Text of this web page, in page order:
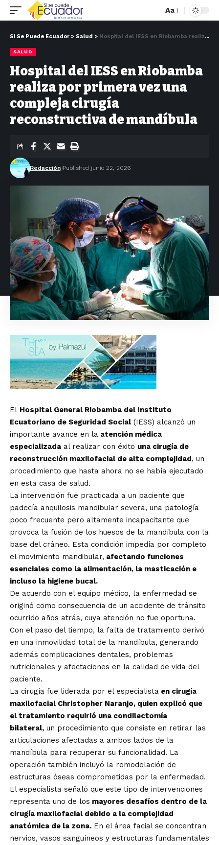
Aa
Si Se Puede Ecuador > Salud > Hospital del IESS en Riobamba realiza por primera vez una compleja cirugía reconstructiva de mandíbula
SALUD
Hospital del IESS en Riobamba
realiza por primera vez una
compleja cirugía
reconstructiva de mandíbula
Redacción Published junio 22, 2026
El Hospital General Riobamba del Instituto
Ecuatoriano de Seguridad Social (IESS) alcanzó un
importante avance en la atención médica
especializada al realizar con éxito una cirugía de
reconstrucción maxilofacial de alta complejidad , un
procedimiento que hasta ahora no se había ejecutado
en esta casa de salud.
La intervención fue practicada a un paciente que
padecía anquilosis mandibular severa, una patología
poco frecuente pero altamente incapacitante que
provoca la fusión de los huesos de la mandíbula con la
base del cráneo. Esta condición impedía por completo
el movimiento mandibular, afectando funciones
esenciales como la alimentación, la masticación e
incluso la higiene bucal.
De acuerdo con el equipo médico, la enfermedad se
originó como consecuencia de un accidente de tránsito
ocurrido años atrás, cuya atención no fue oportuna.
Con el paso del tiempo, la falta de tratamiento derivó
en una inmovilidad total de la mandíbula, generando
además complicaciones dentales, problemas
nutricionales y afectaciones en la calidad de vida del
paciente.
La cirugía fue liderada por el especialista en cirugía
maxilofacial Christopher Naranjo, quien explicó que
el tratamiento requirió una condilectomía
bilateral, un procedimiento que consiste en retirar las
articulaciones afectadas a ambos lados de la
mandíbula para recuperar su funcionalidad. La
operación también incluyó la remodelación de
estructuras óseas comprometidas por la enfermedad.
El especialista señaló que este tipo de intervenciones
representa uno de los mayores desafíos dentro de la
cirugía maxilofacial debido a la complejidad
anatómica de la zona. En el área facial se concentran
nervios, vasos sanguíneos y estructuras fundamentales